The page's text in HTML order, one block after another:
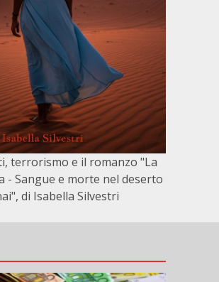
terrorismo e il romanzo "La
- Sangue e morte nel deserto
di Isabella Silvestri